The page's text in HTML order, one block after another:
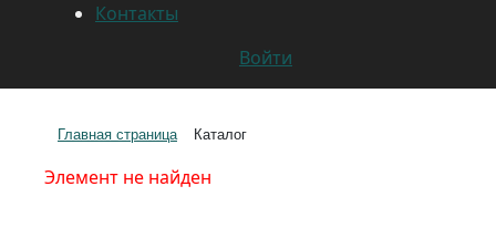
Контакты
Войти
Главная страница Каталог
Элемент не найден